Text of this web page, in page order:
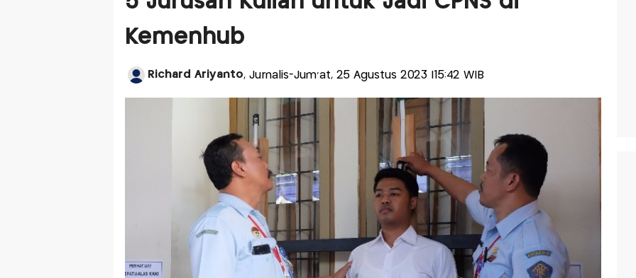
Kemenhub
Richard Ariyanto, Jurnalis-Jum'at, 25 Agustus 2023 |15:42 WIB